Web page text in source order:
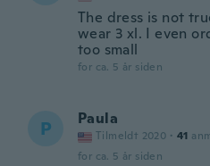
The dress is not
wear 3 xl. I even
too small
for ca. 5 år siden
P Paula
Tilmeldt 2020 · 41
for ca. 5 år siden